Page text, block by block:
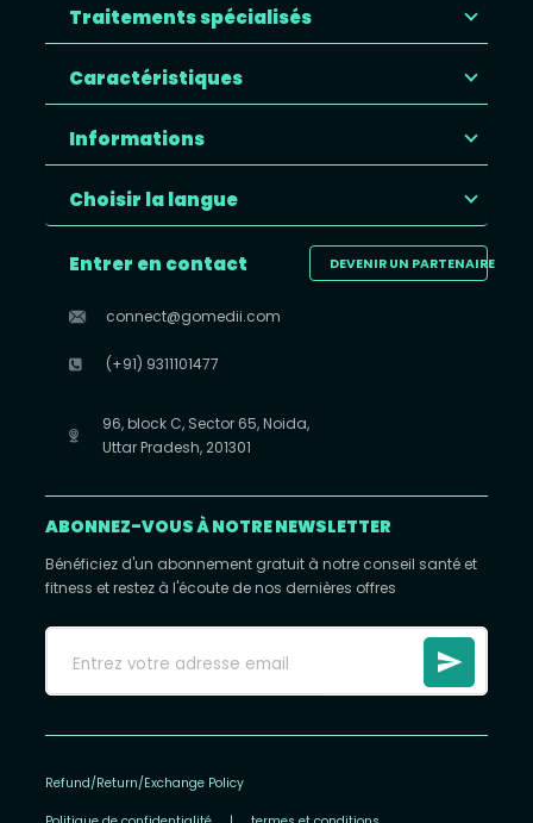
Traitements spécialisés
Caractéristiques
Informations
Choisir la langue
DEVENIR UN PARTENAIRE
Entrer en contact
connect@gomedii.com
(+91) 9311101477
96, block C, Sector 65, Noida,
Uttar Pradesh, 201301
ABONNEZ-VOUS À NOTRE NEWSLETTER
Bénéficiez d'un abonnement gratuit à notre conseil santé et
fitness et restez à l'écoute de nos dernières offres
Refund/Return/Exchange Policy